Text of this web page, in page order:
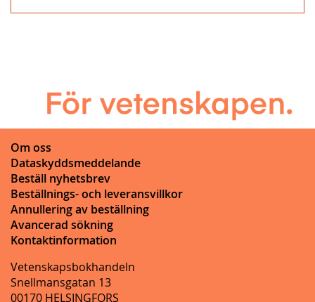
Om oss
Dataskyddsmeddelande
Beställ nyhetsbrev
Beställnings- och leveransvillkor
Annullering av beställning
Avancerad sökning
Kontaktinformation
Vetenskapsbokhandeln
Snellmansgatan 13
00170 HELSINGFORS